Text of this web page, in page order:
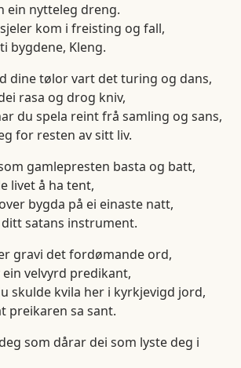
ein nytteleg dreng.
kom i freisting og fall,
bygdene, Kleng.
dine tølor vart det turing og dans,
rasa og drog kniv,
du spela reint frå samling og sans,
for resten av sitt liv.
gamlepresten basta og batt,
livet å ha tent,
bygda på ei einaste natt,
satans instrument.
gravi det fordømande ord,
velvyrd predikant,
skulde kvila her i kyrkjevigd jord,
preikaren sa sant.
som dårar dei som lyste deg i